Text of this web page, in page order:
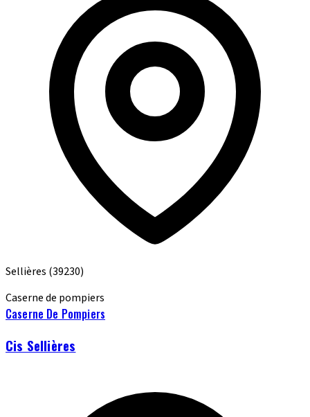
Sellières (39230)
Caserne de pompiers
Caserne De Pompiers
Cis Sellières